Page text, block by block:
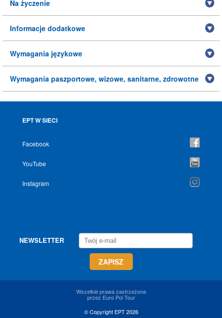
Na życzenie
Informacje dodatkowe
Wymagania językowe
Wymagania paszportowe, wizowe, sanitarne, zdrowotne
EPT W SIECI
Facebook
YouTube
Instagram
NEWSLETTER
Wszelkie prawa zastrzeżone
przez Euro Pol Tour
© Copyright EPT 2026